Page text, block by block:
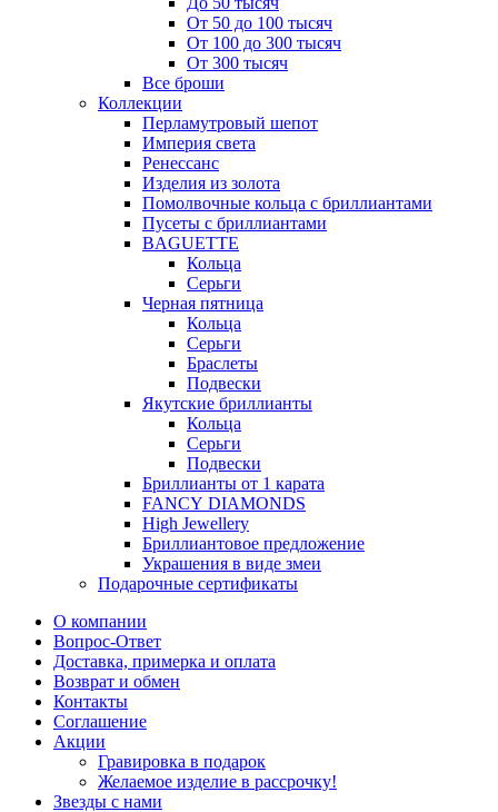
От 50 до 100 тысяч
От 100 до 300 тысяч
От 300 тысяч
Все броши
Коллекции
Перламутровый шепот
Империя света
Ренессанс
Изделия из золота
Помолвочные кольца с бриллиантами
Пусеты с бриллиантами
BAGUETTE
Кольца
Серьги
Черная пятница
Кольца
Серьги
Браслеты
Подвески
Якутские бриллианты
Кольца
Серьги
Подвески
Бриллианты от 1 карата
FANCY DIAMONDS
High Jewellery
Бриллиантовое предложение
Украшения в виде змеи
Подарочные сертификаты
О компании
Вопрос-Ответ
Доставка, примерка и оплата
Возврат и обмен
Контакты
Соглашение
Акции
Гравировка в подарок
Желаемое изделие в рассрочку!
Звезды с нами